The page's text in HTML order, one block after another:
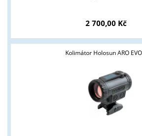
2 700,00 Kč
Kolimátor Holosun ARO